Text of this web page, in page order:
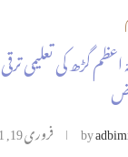
گڑھ کی تعلیمی
by فروری 19, 2021